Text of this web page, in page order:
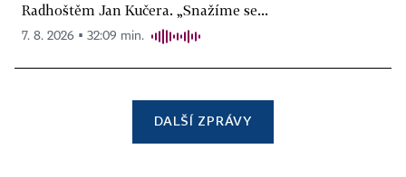
Radhoštěm Jan Kučera. „Snažíme se...
7. 8. 2026 ▪ 32:09 min.
DALŠÍ ZPRÁVY